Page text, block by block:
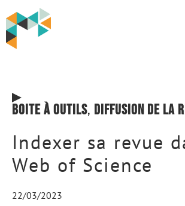
Boite à outils, Diffusion de la
Indexer sa revue
Web of Science
22/03/2023